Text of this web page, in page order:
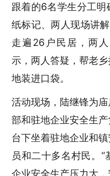
跟着的6名学生分工
纸标记、两人现场讲
走遍26户民居，两
示，两人答疑，帮老
地装进口袋。
活动现场，陆继锋为
部和驻地企业安全生
台下坐着驻地企业和
员和二十多名村民。“
企业安全生产压力大，